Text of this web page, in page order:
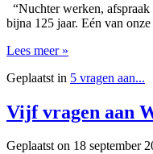
“Nuchter werken,
bijna 125 jaar. Eén van
Lees meer »
Geplaatst in 5 vragen aan...
Vijf vragen aan
Geplaatst on 18 september